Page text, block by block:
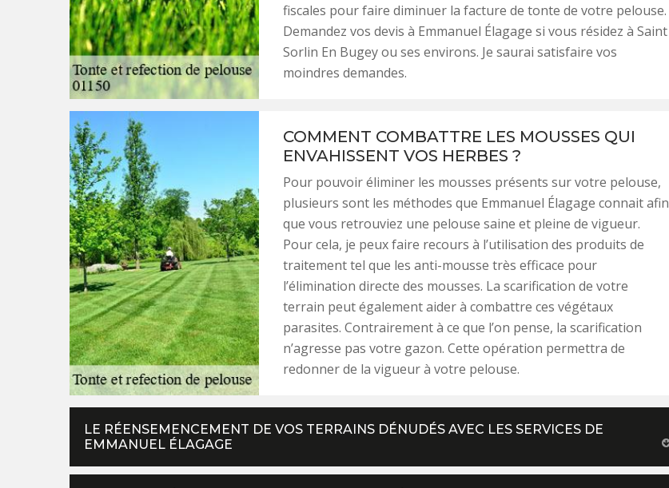
fiscales pour faire diminuer la facture de tonte de votre pelouse.
Demandez vos devis à Emmanuel Élagage si vous résidez à Saint
Sorlin En Bugey ou ses environs. Je saurai satisfaire vos
moindres demandes.
COMMENT COMBATTRE LES MOUSSES QUI
ENVAHISSENT VOS HERBES ?
Pour pouvoir éliminer les mousses présents sur votre pelouse,
plusieurs sont les méthodes que Emmanuel Élagage connait afin
que vous retrouviez une pelouse saine et pleine de vigueur.
Pour cela, je peux faire recours à l’utilisation des produits de
traitement tel que les anti-mousse très efficace pour
l’élimination directe des mousses. La scarification de votre
terrain peut également aider à combattre ces végétaux
parasites. Contrairement à ce que l’on pense, la scarification
n’agresse pas votre gazon. Cette opération permettra de
redonner de la vigueur à votre pelouse.
LE RÉENSEMENCEMENT DE VOS TERRAINS DÉNUDÉS AVEC LES SERVICES DE
EMMANUEL ÉLAGAGE